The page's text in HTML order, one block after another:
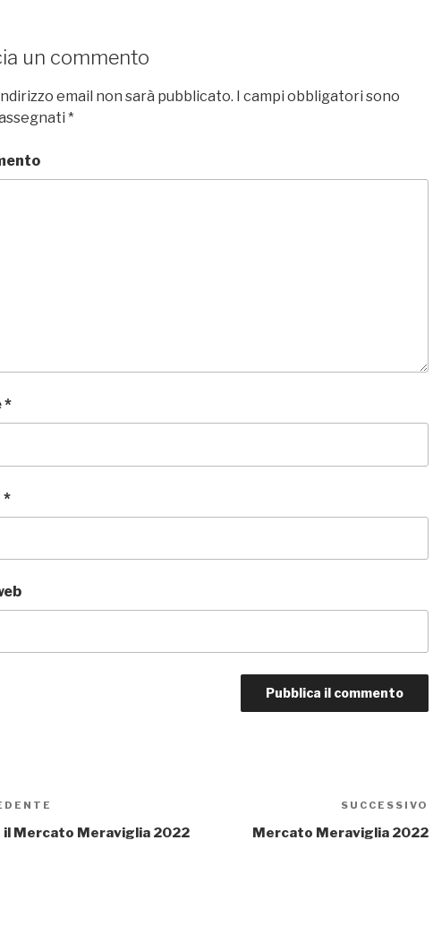
un commento
email non sarà pubblicato. I campi obbligatori sono
*
*
*
il Mercato Meraviglia 2022
SUCCESSIVO
Mercato Meraviglia 2022